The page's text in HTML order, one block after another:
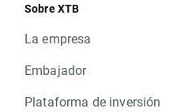
Sobre XTB
La empresa
Embajador
Plataforma de inversión